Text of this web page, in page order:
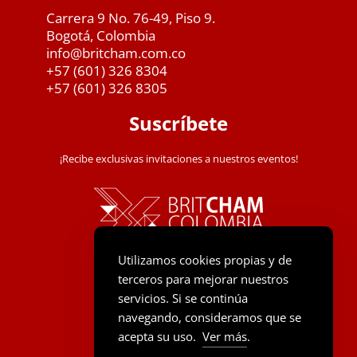
Carrera 9 No. 76-49, Piso 9.
Bogotá, Colombia
info@britcham.com.co
+57 (601) 326 8304
+57 (601) 326 8305
Suscríbete
¡Recibe exclusivas invitaciones a nuestros eventos!
Utilizamos cookies propias y de
terceros para mejorar nuestros
servicios. Si se continúa
navegando, consideramos que se
acepta su uso. Ver más.